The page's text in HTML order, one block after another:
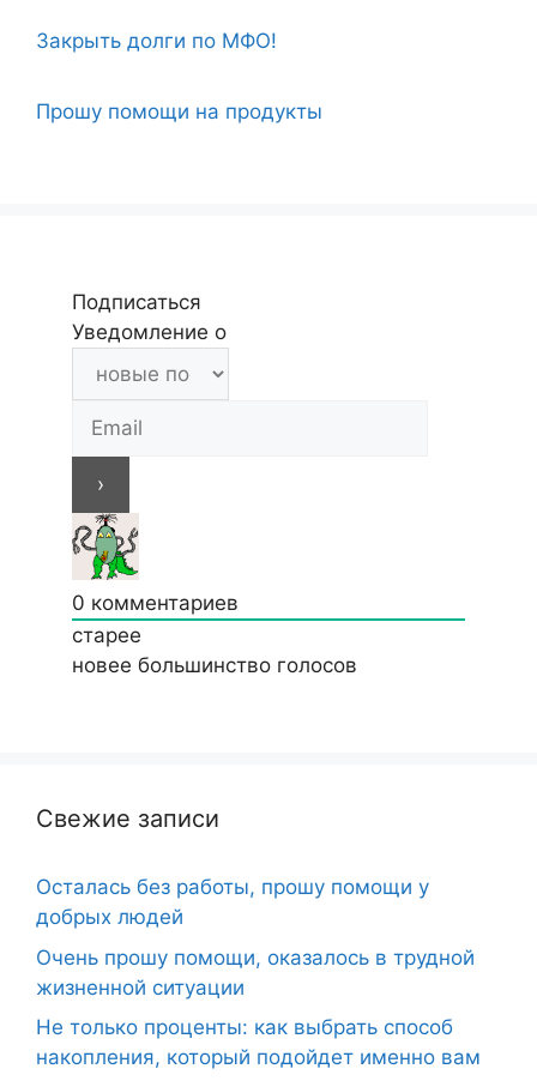
Закрыть долги по МФО!
Прошу помощи на продукты
Подписаться
Уведомление о
0 комментариев
старее
новее большинство голосов
Свежие записи
Осталась без работы, прошу помощи у
добрых людей
Очень прошу помощи, оказалось в трудной
жизненной ситуации
Не только проценты: как выбрать способ
накопления, который подойдет именно вам